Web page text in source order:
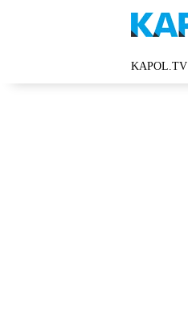
KAPOL.TV